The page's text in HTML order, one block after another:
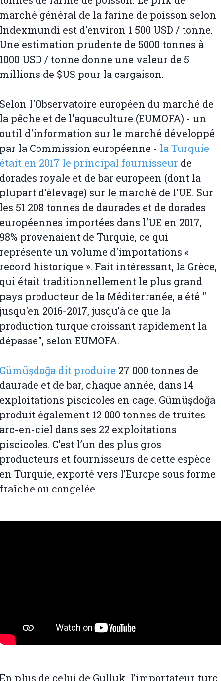
marché général de la farine de poisson selon
Indexmundi est d'environ 1 500 USD / tonne.
Une estimation prudente de 5000 tonnes à
1000 USD / tonne donne une valeur de 5
millions de $US pour la cargaison.
Selon l'Observatoire européen du marché de
la pêche et de l'aquaculture (EUMOFA) - un
outil d'information sur le marché développé
par la Commission européenne - la Turquie
était en 2017 le principal fournisseur de
dorades royale et de bar européen (dont la
plupart d'élevage) sur le marché de l'UE. Sur
les 51 208 tonnes de daurades et de dorades
européennes importées dans l'UE en 2017,
98% provenaient de Turquie, ce qui
représente un volume d'importations «
record historique ». Fait intéressant, la Grèce,
qui était traditionnellement le plus grand
pays producteur de la Méditerranée, a été "
jusqu'en 2016-2017, jusqu’à ce que la
production turque croissant rapidement la
dépasse", selon EUMOFA.
Gümüşdoğa dit produire 27 000 tonnes de
daurade et de bar, chaque année, dans 14
exploitations piscicoles en cage. Gümüşdoğa
produit également 12 000 tonnes de truites
arc-en-ciel dans ses 22 exploitations
piscicoles. C’est l’un des plus gros
producteurs et fournisseurs de cette espèce
en Turquie, exporté vers l’Europe sous forme
fraîche ou congelée.
En plus de celui de Gulluk, l’importateur turc